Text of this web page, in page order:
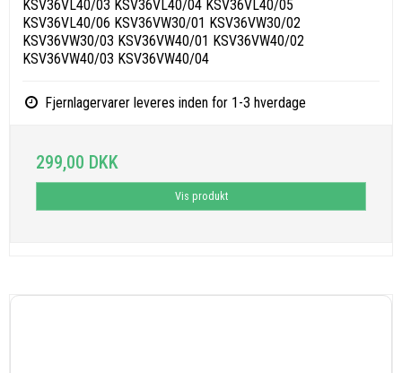
KSV36VL40/03 KSV36VL40/04 KSV36VL40/05
KSV36VL40/06 KSV36VW30/01 KSV36VW30/02
KSV36VW30/03 KSV36VW40/01 KSV36VW40/02
KSV36VW40/03 KSV36VW40/04
Fjernlagervarer leveres inden for 1-3 hverdage
299,00 DKK
Vis produkt